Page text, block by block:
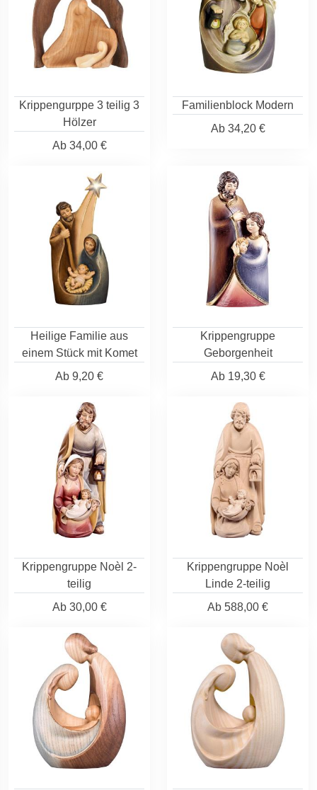
Krippengurppe 3 teilig 3
Hölzer
Ab34,00 €
Familienblock Modern
Ab34,20 €
Heilige Familie aus
einem Stück mit Komet
Ab 9,20 €
Krippengruppe
Geborgenheit
Ab19,30 €
Krippengruppe Noèl 2-
teilig
Ab30,00 €
Krippengruppe Noèl
Linde 2-teilig
Ab 588,00 €